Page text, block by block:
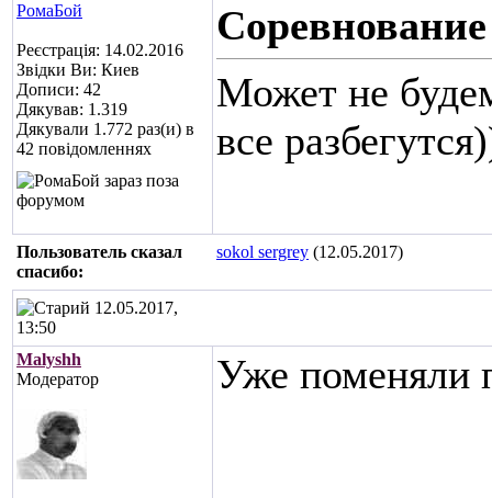
РомаБой
Реєстрація: 14.02.2016
Звідки Ви: Киев
Дописи: 42
Дякував: 1.319
Дякували 1.772 раз(и) в
42 повідомленнях
Соревнование
Может не
все
Пользователь сказал
cпасибо:
sokol sergrey (12.05.2017)
12.05.2017,
13:50
Malyshh
Модератор
Уже поменяли